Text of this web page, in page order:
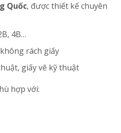
Quốc, được thiết kế chuyên
4B…
rách giấy
giấy vẽ kỹ thuật
hợp với: